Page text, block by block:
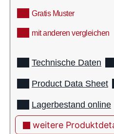
Gratis Muster
mit anderen vergleichen
Technische Daten
Product Data Sheet
Lagerbestand online
weitere